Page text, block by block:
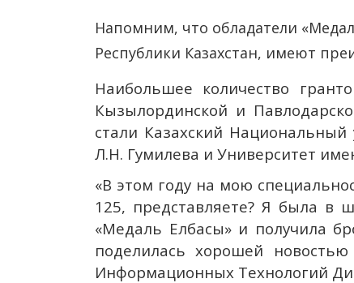
Напомним, что обладатели
Республики Казахстан, имеют
Наибольшее количество
Кызылординской и
стали Казахский
Л.Н. Гумилева и Университет
«В этом году на мою
125, представляете? Я была в
«Медаль Елбасы» и получила
поделилась хорошей
Информационных Технологий